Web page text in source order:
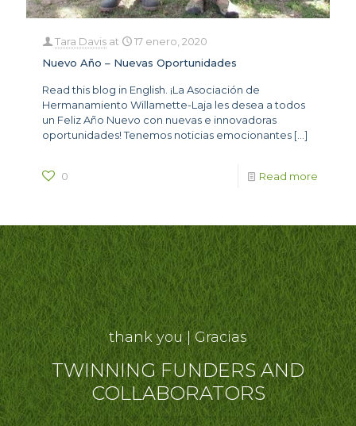
Tara Davis at
17 enero, 2020
Nuevo Año – Nuevas Oportunidades
Read this blog in English. ¡La Asociación de
Hermanamiento Willamette-Laja les desea a todos
un Feliz Año Nuevo con nuevas e innovadoras
oportunidades! Tenemos noticias emocionantes […]
0 Read more
thank you | Gracias
TWINNING FUNDERS AND
COLLABORATORS